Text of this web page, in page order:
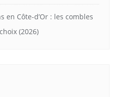
en Côte-d’Or : les combles
(2026)